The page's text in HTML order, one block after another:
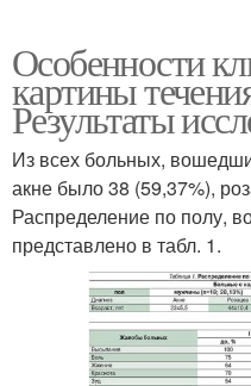
Особенности
картины
Результаты
Из всех больных,
акне было 38 (59,37%),
Распределение по полу,
представлено в табл. 1.